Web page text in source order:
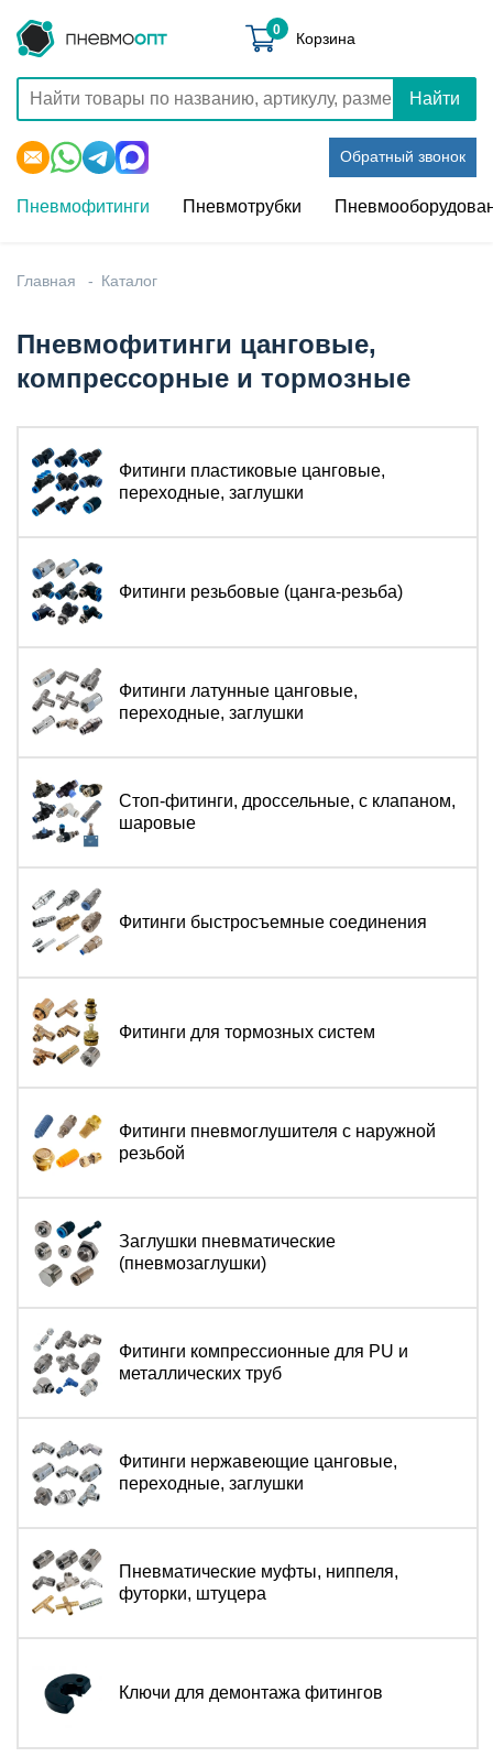
Найти
Обратный звонок
0 Корзина
Пневмофитинги Пневмотрубки
Главная Каталог
Пневмофитинги цанговые,
компрессорные и тормозные
Фитинги пластиковые цанговые,
переходные, заглушки
Фитинги резьбовые (цанга-резьба)
Фитинги латунные цанговые,
переходные, заглушки
Стоп-фитинги, дроссельные, с клапаном,
шаровые
Фитинги быстросъемные соединения
Фитинги для тормозных систем
Фитинги пневмоглушителя с наружной
резьбой
Заглушки пневматические
(пневмозаглушки)
Фитинги компрессионные для PU и
металлических труб
Фитинги нержавеющие цанговые,
переходные, заглушки
Пневматические муфты, ниппеля,
футорки, штуцера
Ключи для демонтажа фитингов